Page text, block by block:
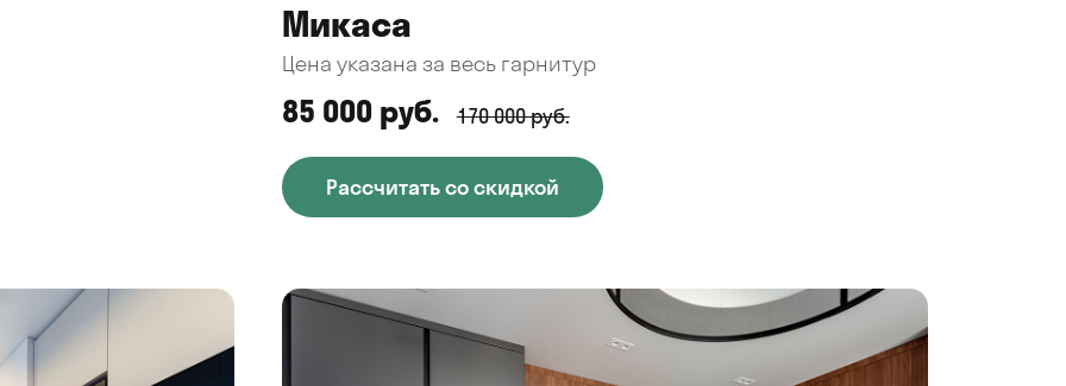
Микаса
Цена указана за весь гарнитур
85 000 руб. 170 000 руб.
Рассчитать со скидкой